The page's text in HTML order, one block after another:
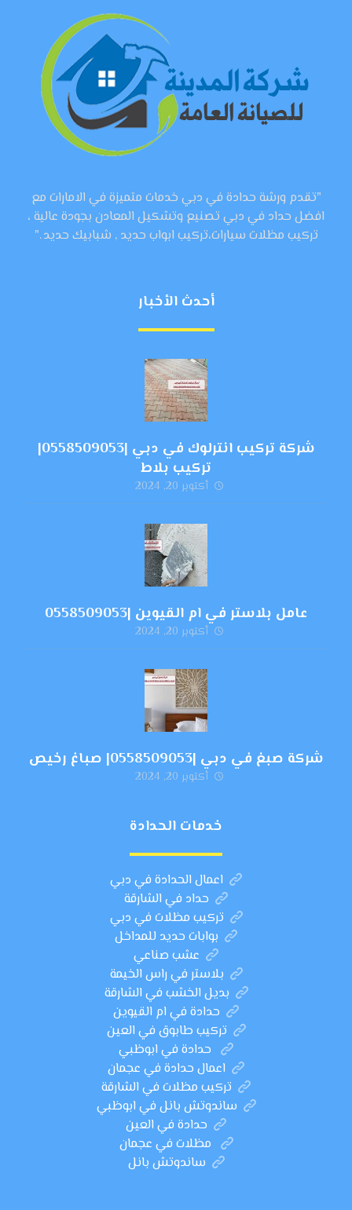
"تقدم ورشة حدادة في دبي خدمات متميزة في الامارات مع
افضل حداد في دبي تصنيع وتشكيل المعادن بجودة عالية ،
تركيب مظلات سيارات،تركيب ابواب حديد , شبابيك حديد ."
أحدث الأخبار
شركة تركيب انترلوك في دبي |0558509053|
تركيب بلاط
أكتوبر 20, 2024
عامل بلاستر في ام القيوين |0558509053
أكتوبر 20, 2024
شركة صبغ في دبي |0558509053| صباغ رخيص
أكتوبر 20, 2024
خدمات الحدادة
اعمال الحدادة في دبي
حداد في الشارقة
تركيب مظلات في دبي
بوابات حديد للمداخل
عشب صناعي
بلاستر في راس الخيمة
بديل الخشب في الشارقة
حدادة في ام القيوين
تركيب طابوق في العين
حدادة في ابوظبي
اعمال حدادة في عجمان
تركيب مظلات في الشارقة
ساندوتش بانل في ابوظبي
حدادة في العين
مظلات في عجمان
ساندوتش بانل